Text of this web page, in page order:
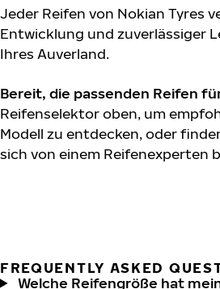
Jeder Reifen von Nokian Tyres
Entwicklung und zuverlässiger
Ihres Auverland.
Bereit, die passenden Reifen
Reifenselektor oben, um
Modell zu entdecken, oder
sich von einem Reifenexperten
FREQUENTLY ASKED
Welche Reifengröße hat